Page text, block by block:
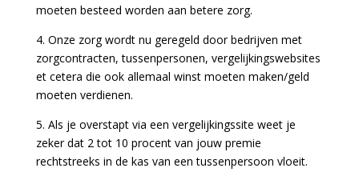
moeten besteed worden aan betere zorg.
4. Onze zorg wordt nu geregeld door bedrijven met
zorgcontracten, tussenpersonen, vergelijkingswebsites
et cetera die ook allemaal winst moeten maken/geld
moeten verdienen.
5. Als je overstapt via een vergelijkingssite weet je
zeker dat 2 tot 10 procent van jouw premie
rechtstreeks in de kas van een tussenpersoon vloeit.